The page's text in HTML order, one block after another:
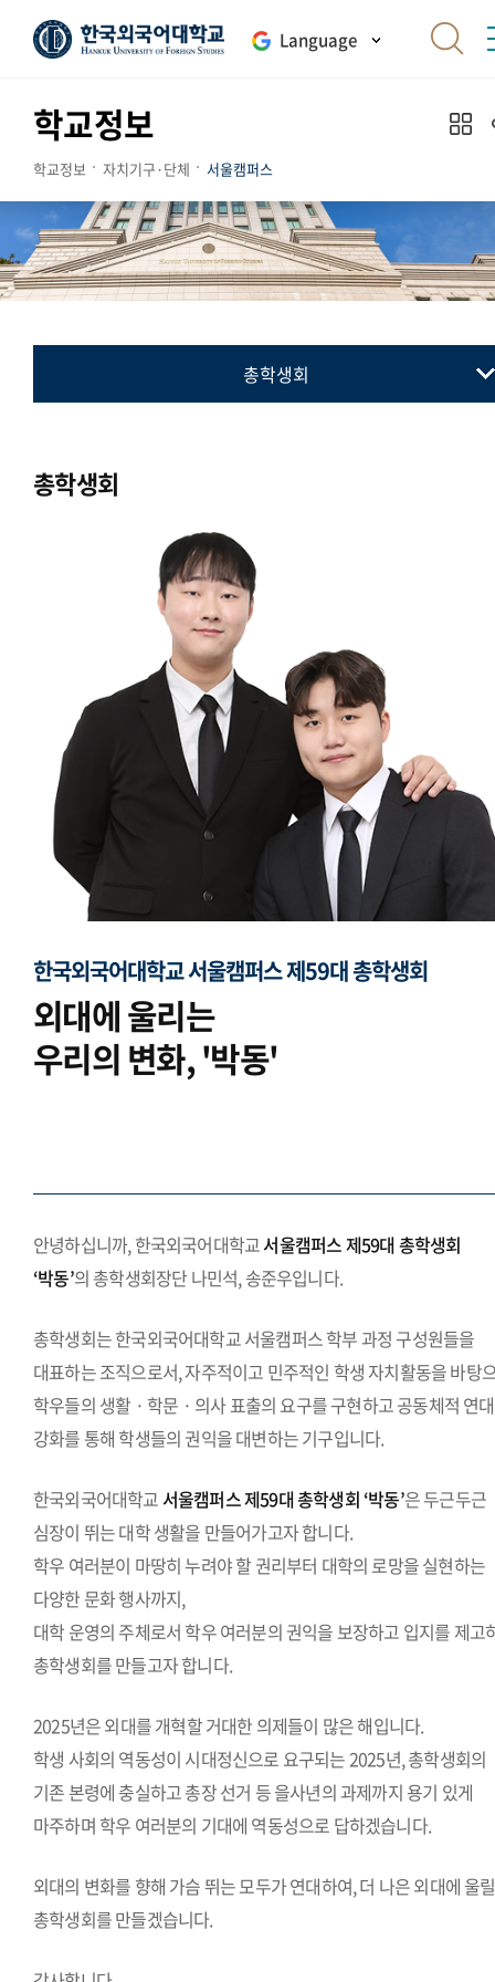
Language
학교정보
학교정보 자치기구·단체 서울캠퍼스
총학생회
국제학생회
생활도서관
학생복지위원회
영상사업단
한국외대풍물패연합회
한국외대통역협회
한국외대119학군단
총학생회
한국외국어대학교 서울캠퍼스 제59대 총학생회
외대에 울리는
우리의 변화, '박동'
안녕하십니까, 한국외국어대학교서울캠퍼스 제59대 총학생회
‘박동’의 총학생회장단 나민석, 송준우입니다.
총학생회는 한국외국어대학교 서울캠퍼스 학부 과정 구성원들을
대표하는 조직으로서, 자주적이고 민주적인 학생 자치활동을 바탕
학우들의 생활 · 학문 · 의사 표출의 요구를 구현하고 공동체적 연대
강화를 통해 학생들의 권익을 대변하는 기구입니다.
한국외국어대학교 서울캠퍼스 제59대 총학생회 ‘박동’은 두근두근
심장이 뛰는 대학 생활을 만들어가고자 합니다.
학우 여러분이 마땅히 누려야 할 권리부터 대학의 로망을 실현하는
다양한 문화 행사까지,
대학 운영의 주체로서 학우 여러분의 권익을 보장하고 입지를 제고
총학생회를 만들고자 합니다.
2025년은 외대를 개혁할 거대한 의제들이 많은 해입니다.
학생 사회의 역동성이 시대정신으로 요구되는 2025년, 총학생회의
기존 본령에 충실하고 총장 선거 등 을사년의 과제까지 용기 있게
마주하며 학우 여러분의 기대에 역동성으로 답하겠습니다.
외대의 변화를 향해 가슴 뛰는 모두가 연대하여, 더 나은 외대에 울릴
총학생회를 만들겠습니다.